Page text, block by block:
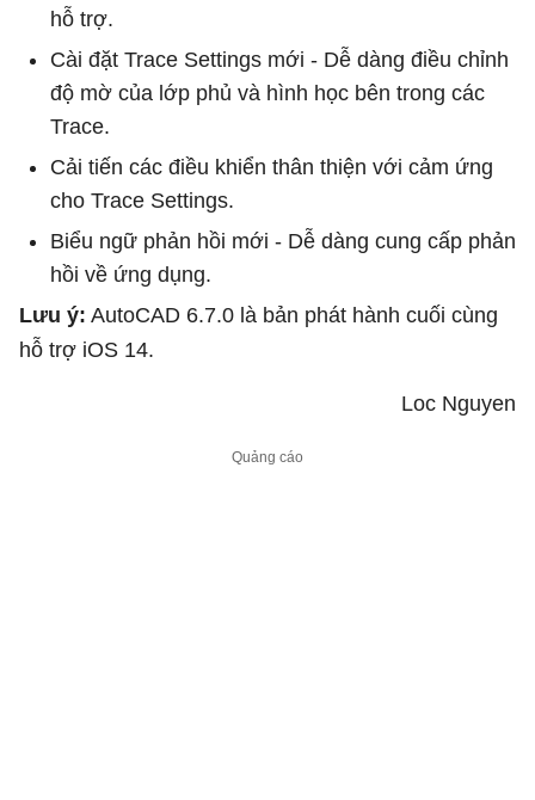
hỗ trợ.
Cài đặt Trace Settings mới - Dễ dàng điều chỉnh
độ mờ của lớp phủ và hình học bên trong các
Trace.
Cải tiến các điều khiển thân thiện với cảm ứng
cho Trace Settings.
Biểu ngữ phản hồi mới - Dễ dàng cung cấp phản
hồi về ứng dụng.
Lưu ý: AutoCAD 6.7.0 là bản phát hành cuối cùng
hỗ trợ iOS 14.
Loc Nguyen